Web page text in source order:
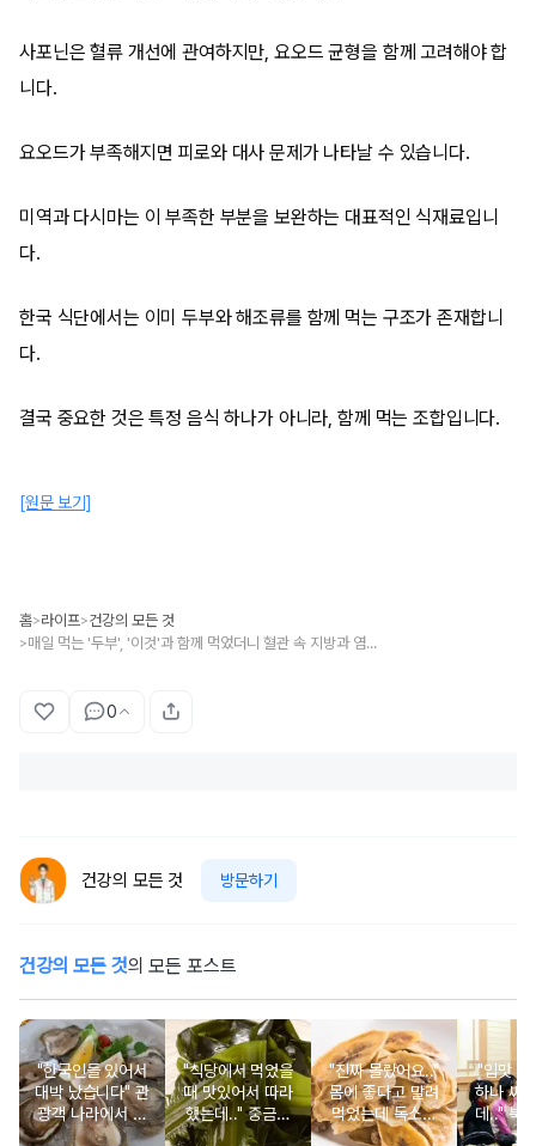
사포닌은 혈류 개선에 관여하지만, 요오드 균형을 함께 고려해야 합
니다.
요오드가 부족해지면 피로와 대사 문제가 나타날 수 있습니다.
미역과 다시마는 이 부족한 부분을 보완하는 대표적인 식재료입니
다.
한국 식단에서는 이미 두부와 해조류를 함께 먹는 구조가 존재합니
다.
결국 중요한 것은 특정 음식 하나가 아니라, 함께 먹는 조합입니다.
[원문 보기]
홈>라이프>건강의 모든 것
> 매일 먹는 '두부', '이것'과 함께 먹었더니 혈관 속 지방과 염증이 싹 사라졌습니다
0
건강의 모든 것 방문하기
건강의 모든 것의 모든 포스트
"한국인들 있어서
대박 났습니다" 관
광객 나라에서 남
녀노소 보양식처
"식당에서 먹었을
때 맛있어서 따라
했는데.." 중금속
싹 다 빠질 줄 몰
"진짜 몰랐어요.."
몸에 좋다고 말려
먹었는데 독소를
먹고 있었던 의외
"입맛 없
하나 싸
데.." 북
외로 안